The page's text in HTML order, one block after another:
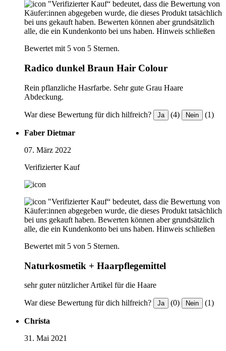
"Verifizierter Kauf“ bedeutet, dass die Bewertung von
Käufer:innen abgegeben wurde, die dieses Produkt tatsächlich
bei uns gekauft haben. Bewerten können aber grundsätzlich
alle, die ein Kundenkonto bei uns haben. Hinweis schließen
Bewertet mit 5 von 5 Sternen.
Radico dunkel Braun Hair Colour
Rein pflanzliche Hasrfarbe. Sehr gute Grau Haare
Abdeckung.
War diese Bewertung für dich hilfreich? Ja (4) Nein (1)
Faber Dietmar
07. März 2022
Verifizierter Kauf
"Verifizierter Kauf“ bedeutet, dass die Bewertung von
Käufer:innen abgegeben wurde, die dieses Produkt tatsächlich
bei uns gekauft haben. Bewerten können aber grundsätzlich
alle, die ein Kundenkonto bei uns haben. Hinweis schließen
Bewertet mit 5 von 5 Sternen.
Naturkosmetik + Haarpflegemittel
sehr guter nützlicher Artikel für die Haare
War diese Bewertung für dich hilfreich? Ja (0) Nein (1)
Christa
31. Mai 2021